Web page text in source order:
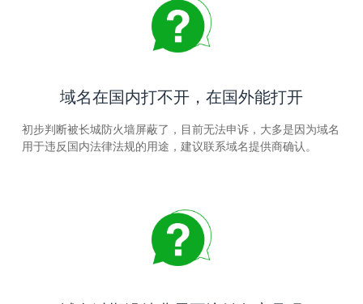
域名在国内打不开，在国外能打开
初步判断被长城防火墙屏蔽了，目前无法申诉，大多是因为域名
用于违反国内法律法规的用途，建议联系域名提供商确认。